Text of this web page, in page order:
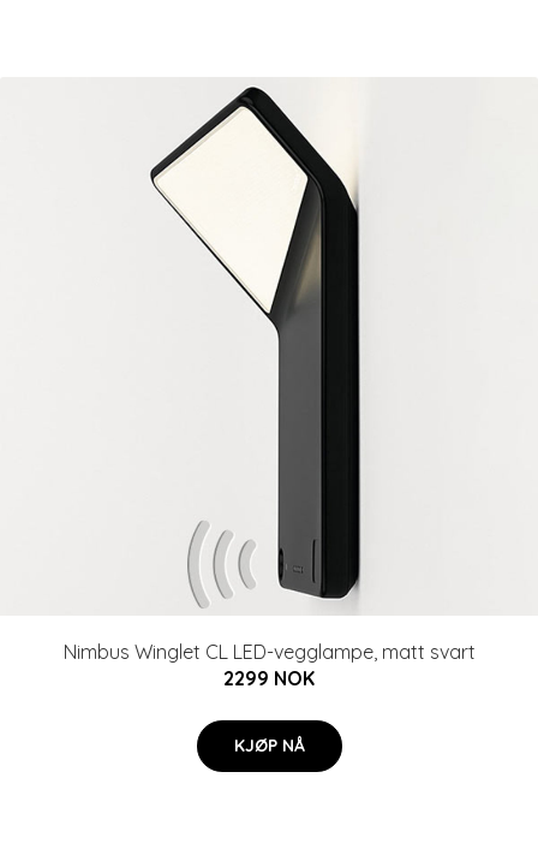
Nimbus Winglet CL LED-vegglampe, matt svart
2299 NOK
KJØP NÅ